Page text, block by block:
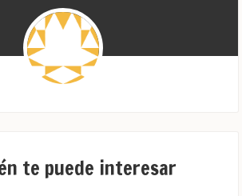
te puede interesar